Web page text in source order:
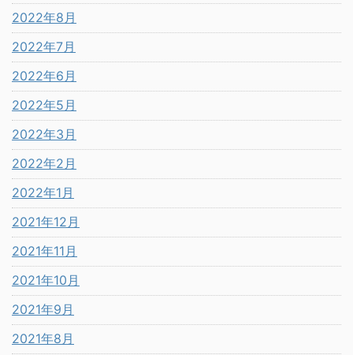
2022年8月
2022年7月
2022年6月
2022年5月
2022年3月
2022年2月
2022年1月
2021年12月
2021年11月
2021年10月
2021年9月
2021年8月